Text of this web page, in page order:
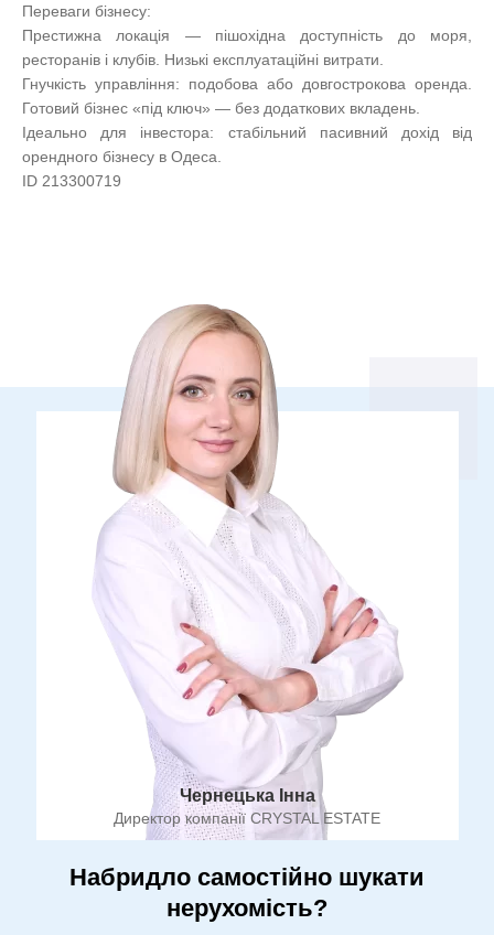
Переваги бізнесу:
Престижна локація — пішохідна доступність до моря,
ресторанів і клубів. Низькі експлуатаційні витрати.
Гнучкість управління: подобова або довгострокова оренда.
Готовий бізнес «під ключ» — без додаткових вкладень.
Ідеально для інвестора: стабільний пасивний дохід від
орендного бізнесу в Одеса.
ID 213300719
Чернецька Інна
Директор компанії CRYSTAL ESTATE
Набридло самостійно шукати
нерухомість?